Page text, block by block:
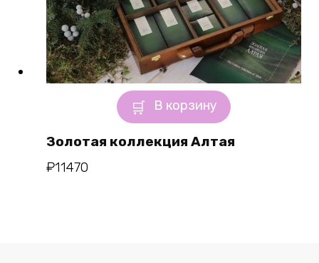
В корзину
Золотая коллекция Алтая
₽11470